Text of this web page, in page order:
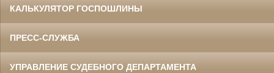
КАЛЬКУЛЯТОР ГОСПОШЛИНЫ
ПРЕСС-СЛУЖБА
УПРАВЛЕНИЕ СУДЕБНОГО ДЕПАРТАМЕНТА